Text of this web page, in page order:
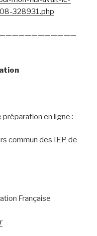
328931.php
en ligne :
commun des IEP de
Française